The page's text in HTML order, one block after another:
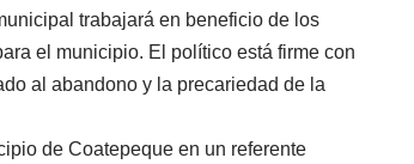
trabajará en beneficio de los
el municipio. El político está firme con
al abandono y la precariedad de la
de Coatepeque en un referente